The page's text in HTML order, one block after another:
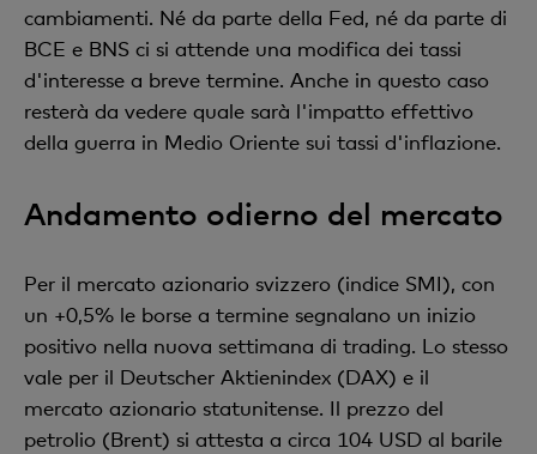
cambiamenti. Né da parte della Fed, né da parte di
BCE e BNS ci si attende una modifica dei tassi
d'interesse a breve termine. Anche in questo caso
resterà da vedere quale sarà l'impatto effettivo
della guerra in Medio Oriente sui tassi d'inflazione.
Andamento odierno del mercato
Per il mercato azionario svizzero (indice SMI), con
un +0,5% le borse a termine segnalano un inizio
positivo nella nuova settimana di trading. Lo stesso
vale per il Deutscher Aktienindex (DAX) e il
mercato azionario statunitense. Il prezzo del
petrolio (Brent) si attesta a circa 104 USD al barile